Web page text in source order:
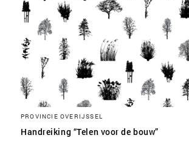
PROVINCIE OVERIJSSEL
Handreiking “Telen voor de bouw”